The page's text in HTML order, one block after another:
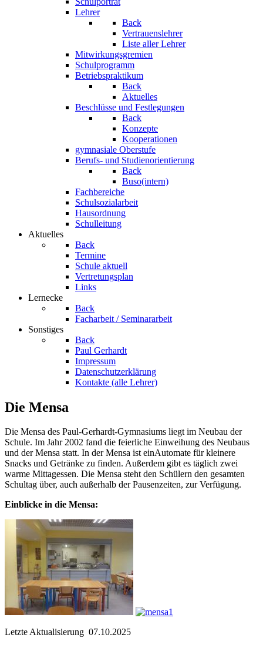
Lehrer
Back
Vertrauenslehrer
Liste aller Lehrer
Mitwirkungsgremien
Schulprogramm
Betriebspraktikum
Back
Aktuelles
Beschlüsse und Festlegungen
Back
Konzepte
Kooperationen
gymnasiale Oberstufe
Berufs- und Studienorientierung
Back
Buso(intern)
Fachbereiche
Schulsozialarbeit
Hausordnung
Schulleitung
Aktuelles
Back
Termine
Schule aktuell
Vertretungsplan
Links
Lernecke
Back
Facharbeit / Seminararbeit
Sonstiges
Back
Paul Gerhardt
Impressum
Datenschutzerklärung
Kontakte (alle Lehrer)
Die Mensa
Die Mensa des Paul-Gerhardt-Gymnasiums liegt im Neubau der
Schule. Im Jahr 2002 fand die feierliche Einweihung des Neubaus
und der Mensa statt. In der Mensa ist einAutomate für kleinere
Snacks und Getränke zu finden. Außerdem gibt es täglich zwei
warme Mittagessen. Die Mensa steht den Schülern den gesamten
Schultag über, auch außerhalb der Pausenzeiten, zur Verfügung.
Einblicke in die Mensa:
Letzte Aktualisierung 07.10.2025